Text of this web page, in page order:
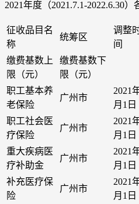
2021年度（2021.7.1-2022.6.30
征收品目名
称
统筹区
调整
间
缴费基数上
限（元）
缴费基数下
限（元）
职工基本养
老保险
广州市
2021
月1日
职工社会医
疗保险
广州市
2021
月1日
重大疾病医
疗补助金
广州市
2021
月1日
补充医疗保
险
广州市
2021
月1日